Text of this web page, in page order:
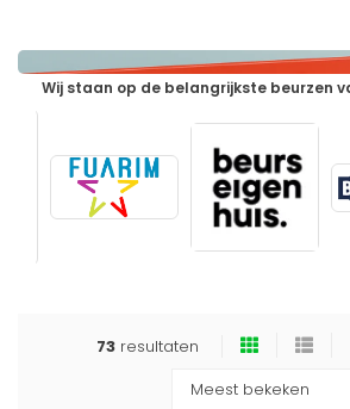
Wij staan op de belangrijkste beurzen
73resultaten